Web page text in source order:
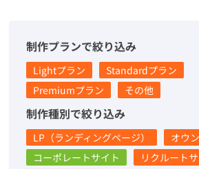
制作プランで絞り込み
Lightプラン
Standardプラン
Premiumプラン
その他
制作種別で絞り込み
LP（ランディングページ）
オウ
コーポレートサイト
リクルート